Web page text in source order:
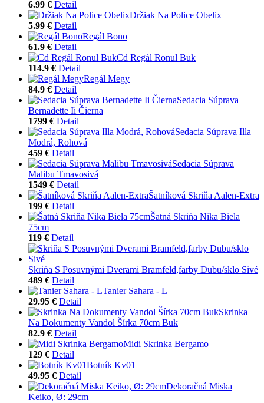
6.99 € Detail
Držiak Na Police Obelix
5.99 € Detail
Regál Bono
61.9 € Detail
Cd Regál Ronul Buk
114.9 € Detail
Regál Megy
84.9 € Detail
Sedacia Súprava
Bernadette Ii Čierna
1799 € Detail
Sedacia Súprava Illa
Modrá, Rohová
459 € Detail
Sedacia Súprava
Malibu Tmavosivá
1549 € Detail
Šatníková Skriňa Aalen-Extra
199 € Detail
Šatná Skriňa Nika Biela
75cm
119 € Detail
Skriňa S Posuvnými Dverami Bramfeld,farby Dubu/sklo Sivé
489 € Detail
Tanier Sahara - L
29.95 € Detail
Skrinka
Na Dokumenty Vandol Šírka 70cm Buk
82.9 € Detail
Midi Skrinka Bergamo
129 € Detail
Botník Kv01
49.95 € Detail
Dekoračná Miska
Keiko, Ø: 29cm